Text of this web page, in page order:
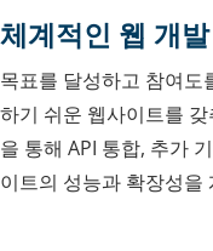
체계적인 웹 개발
목표를 달성하고 참여도
하기 쉬운 웹사이트를
을 통해 API 통합, 추가
이트의 성능과 확장성을